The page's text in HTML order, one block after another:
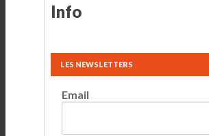
Info
LES NEWSLETTERS
Email